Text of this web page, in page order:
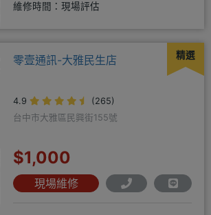
維修時間：現場評估
精選
零壹通訊-大雅民生店
4.9
(265)
台中市大雅區民興街155號
$1,000
現場維修